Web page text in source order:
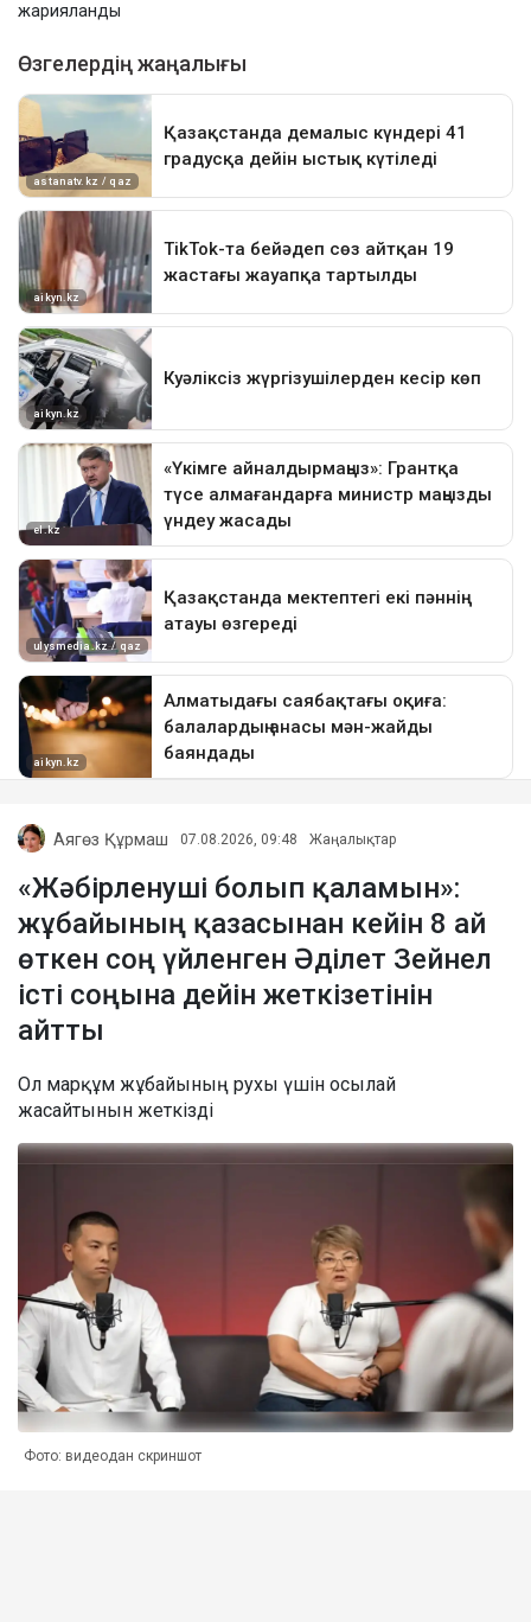
жарияланды
Аягөз Құрмаш 07.08.2026, 09:48 Жаңалықтар
«Жәбірленуші болып қаламын»:
жұбайының қазасынан кейін 8 ай
өткен соң үйленген Әділет Зейнел
істі соңына дейін жеткізетінін
айтты
Ол марқұм жұбайының рухы үшін осылай
жасайтынын жеткізді
Фото: видеодан скриншот